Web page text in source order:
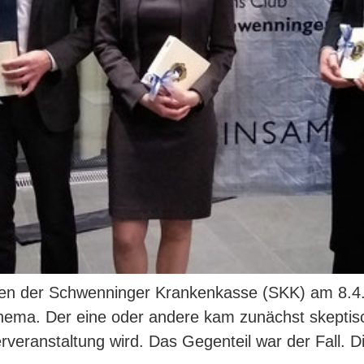
der Schwenninger Krankenkasse (SKK) am
Der eine oder andere kam zunächst
wird. Das Gegenteil war der Fall.